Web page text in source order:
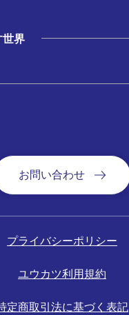
世界
お問い合わせ
プライバシーポリシー
ユウカツ利用規約
定商取引法に基づく表記